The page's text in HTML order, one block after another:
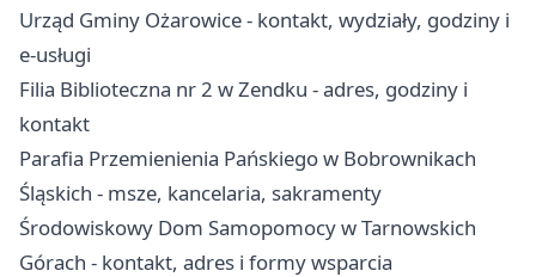
Urząd Gminy Ożarowice - kontakt, wydziały, godziny i
e-usługi
Filia Biblioteczna nr 2 w Zendku - adres, godziny i
kontakt
Parafia Przemienienia Pańskiego w Bobrownikach
Śląskich - msze, kancelaria, sakramenty
Środowiskowy Dom Samopomocy w Tarnowskich
Górach - kontakt, adres i formy wsparcia